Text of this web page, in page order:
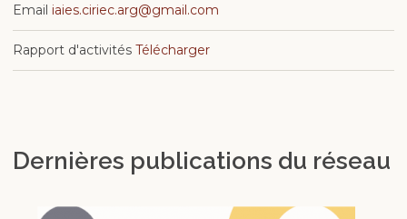
Email iaies.ciriec.arg@gmail.com
Rapport d'activités Télécharger
Dernières publications du réseau